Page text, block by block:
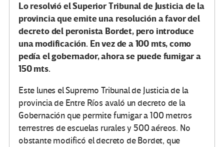
Lo resolvió el Superior Tribunal de Justicia de la
provincia que emite una resolución a favor del
decreto del peronista Bordet, pero introduce
una modificación. En vez de a 100 mts, como
pedía el gobernador, ahora se puede fumigar a
150 mts.
Este lunes el Supremo Tribunal de Justicia de la
provincia de Entre Ríos avaló un decreto de la
Gobernación que permite fumigar a 100 metros
terrestres de escuelas rurales y 500 aéreos. No
obstante modificó el decreto de Bordet, que